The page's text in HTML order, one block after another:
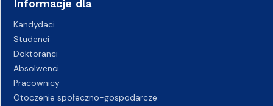
Informacje dla
Kandydaci
Studenci
Doktoranci
Absolwenci
Pracownicy
Otoczenie społeczno-gospodarcze